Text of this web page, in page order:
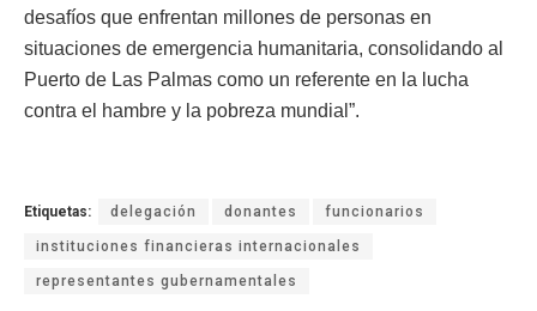
desafíos que enfrentan millones de personas en
situaciones de emergencia humanitaria, consolidando al
Puerto de Las Palmas como un referente en la lucha
contra el hambre y la pobreza mundial”.
Etiquetas: delegación donantes funcionarios
instituciones financieras internacionales
representantes gubernamentales